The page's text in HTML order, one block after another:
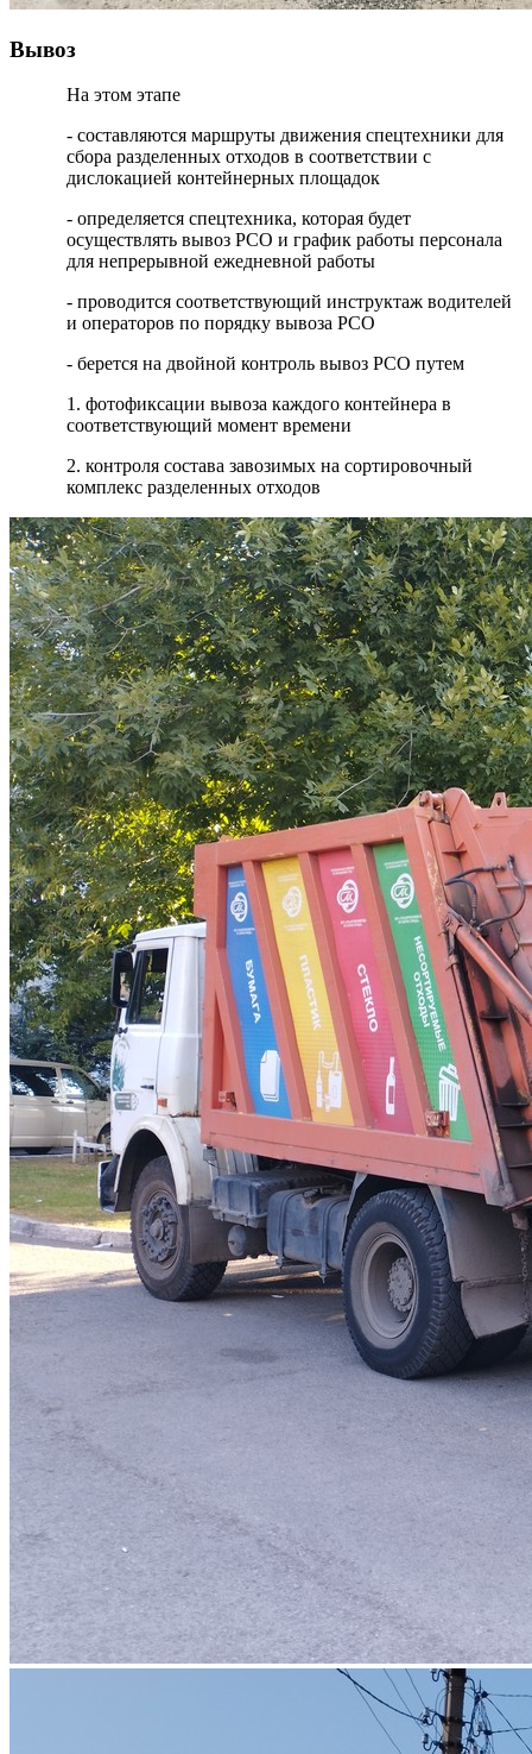
Вывоз
На этом этапе
- составляются маршруты движения спецтехники для
сбора разделенных отходов в соответствии с
дислокацией контейнерных площадок
- определяется спецтехника, которая будет
осуществлять вывоз РСО и график работы персонала
для непрерывной ежедневной работы
- проводится соответствующий инструктаж водителей
и операторов по порядку вывоза РСО
- берется на двойной контроль вывоз РСО путем
1. фотофиксации вывоза каждого контейнера в
соответствующий момент времени
2. контроля состава завозимых на сортировочный
комплекс разделенных отходов